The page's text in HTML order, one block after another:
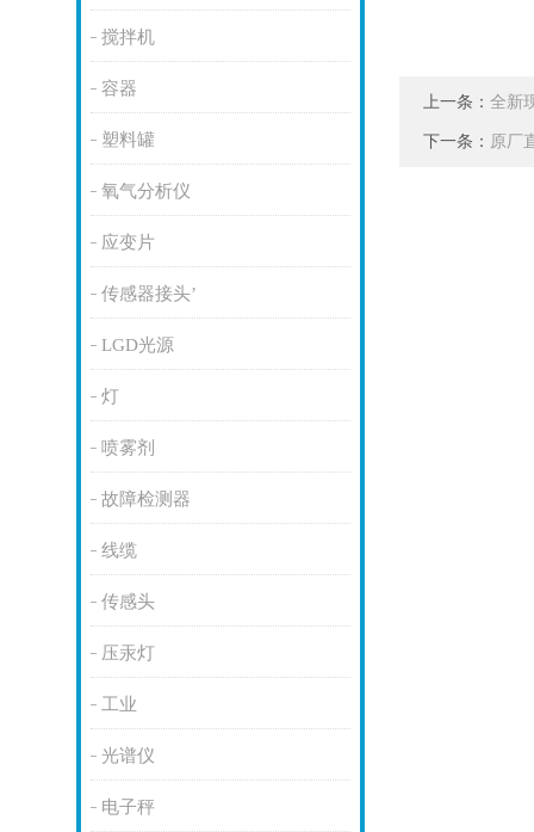
搅拌机
容器
塑料罐
氧气分析仪
应变片
传感器接头’
LGD光源
灯
喷雾剂
故障检测器
线缆
传感头
压汞灯
工业
光谱仪
电子秤
上一条： 全新
下一条： 原厂